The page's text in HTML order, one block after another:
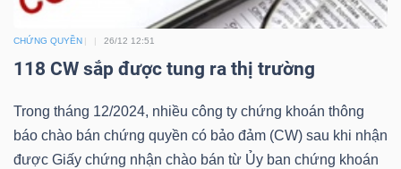
CHỨNG QUYỀN 26/12 12:51
118 CW sắp được tung ra thị trường
Trong tháng 12/2024, nhiều công ty chứng khoán thông
báo chào bán chứng quyền có bảo đảm (CW) sau khi nhận
được Giấy chứng nhận chào bán từ Ủy ban chứng khoán
Bài
của
tác
giả
(-)